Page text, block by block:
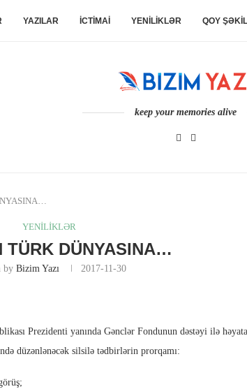
YAZILAR İCTİMAİ YENİLİKLƏR QOY
keep your memories alive
YENİLİKLƏR
TÜRK DÜNYASINA…
by Bizim Yazı 2017-11-30
Prezidenti yanında Gənclər Fondunun dəstəyi ilə
düzənlənəcək silsilə tədbirlərin prorqamı: